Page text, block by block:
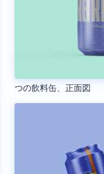
つの飲料缶、正面図